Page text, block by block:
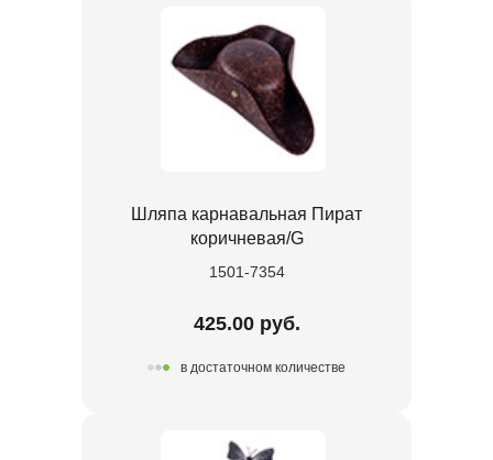
Шляпа карнавальная Пират
коричневая/G
1501-7354
425.00 руб.
в достаточном количестве